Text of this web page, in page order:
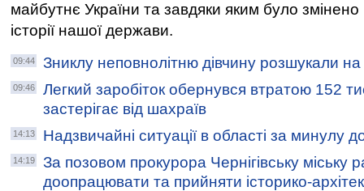
майбутнє України та завдяки яким було змінено
історії нашої держави.
09:44 Зниклу неповнолітню дівчину розшукали
09:46
Легкий заробіток обернувся втратою 152
застерігає від шахраїв
14:13 Надзвичайні ситуації в області за минулу
14:19
За позовом прокурора Чернігівську міську
доопрацювати та прийняти історико-